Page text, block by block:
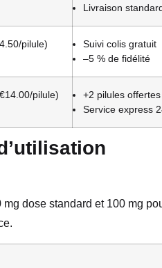
Livraison
pilule)
Suivi colis gratuit
–5 % de fidélité
pilule)
+2 pilules offertes
Service express
dose standard et 100 mg